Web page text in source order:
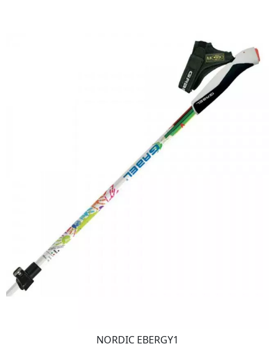
NORDIC EBERGY1